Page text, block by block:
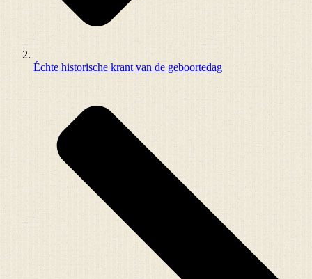
Échte historische krant van de geboortedag